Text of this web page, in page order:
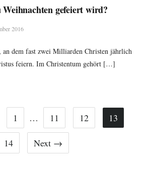
Weihnachten gefeiert wird?
2016
an dem fast zwei Milliarden Christen jährlich
feiern. Im Christentum gehört […]
1 … 11 12 13
14 Next →